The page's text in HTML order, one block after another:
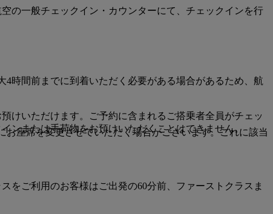
座席を変更させていただく場合がございます。これに該当
の一般チェックイン・カウンターにて、チェックインを行
時間前までに到着いただく必要がある場合があるため、航
けいただけます。ご予約に含まれるご搭乗者全員がチェッ
ンまたは手荷物をお預けいただくことはできません。
をご利用のお客様はご出発の60分前、ファーストクラスま